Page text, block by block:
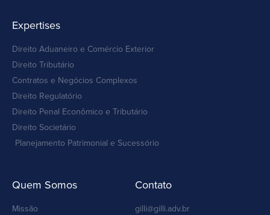
Expertises
Direito Aduaneiro e Comércio Exterior
Direito Tributário
Contratos e Negócios Complexos
Direito Regulatório
Direito Penal Econômico e Tributário
Direito Societário
Planejamento Patrimonial e Sucessório
Quem Somos
Missão
Contato
gilli@gilli.adv.br